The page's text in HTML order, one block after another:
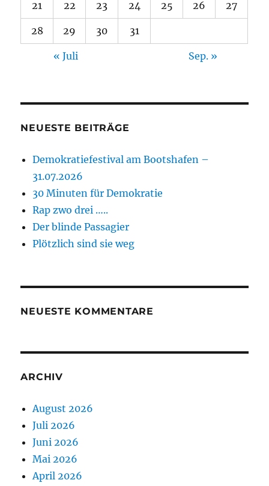
21 22 23 24 25 26 27
28 29 30 31
« Juli Sep. »
NEUESTE BEITRÄGE
Demokratiefestival am Bootshafen –
31.07.2026
30 Minuten für Demokratie
Rap zwo drei …..
Der blinde Passagier
Plötzlich sind sie weg
NEUESTE KOMMENTARE
ARCHIV
August 2026
Juli 2026
Juni 2026
Mai 2026
April 2026